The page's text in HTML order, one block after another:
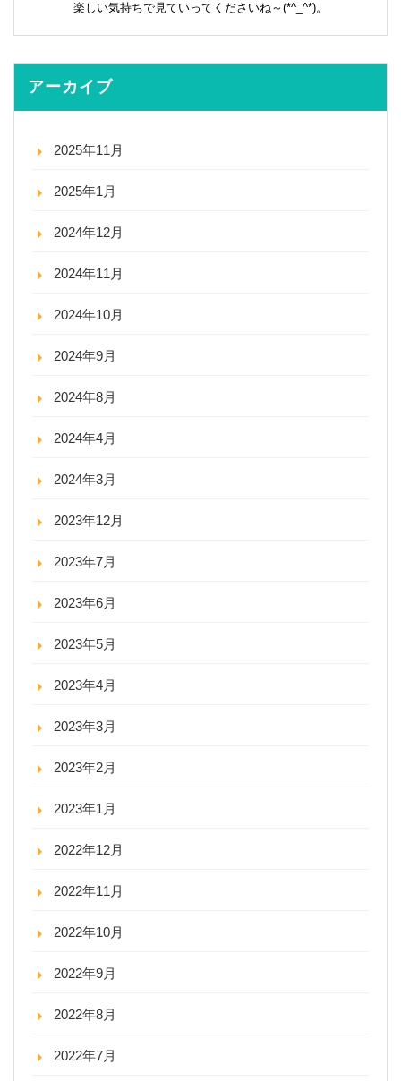
楽しい気持ちで見ていってくださいね～(*^_^*)。
アーカイブ
2025年11月
2025年1月
2024年12月
2024年11月
2024年10月
2024年9月
2024年8月
2024年4月
2024年3月
2023年12月
2023年7月
2023年6月
2023年5月
2023年4月
2023年3月
2023年2月
2023年1月
2022年12月
2022年11月
2022年10月
2022年9月
2022年8月
2022年7月